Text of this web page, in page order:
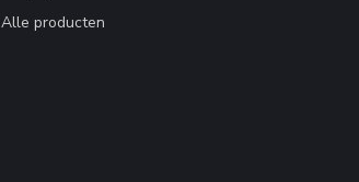
Alle producten